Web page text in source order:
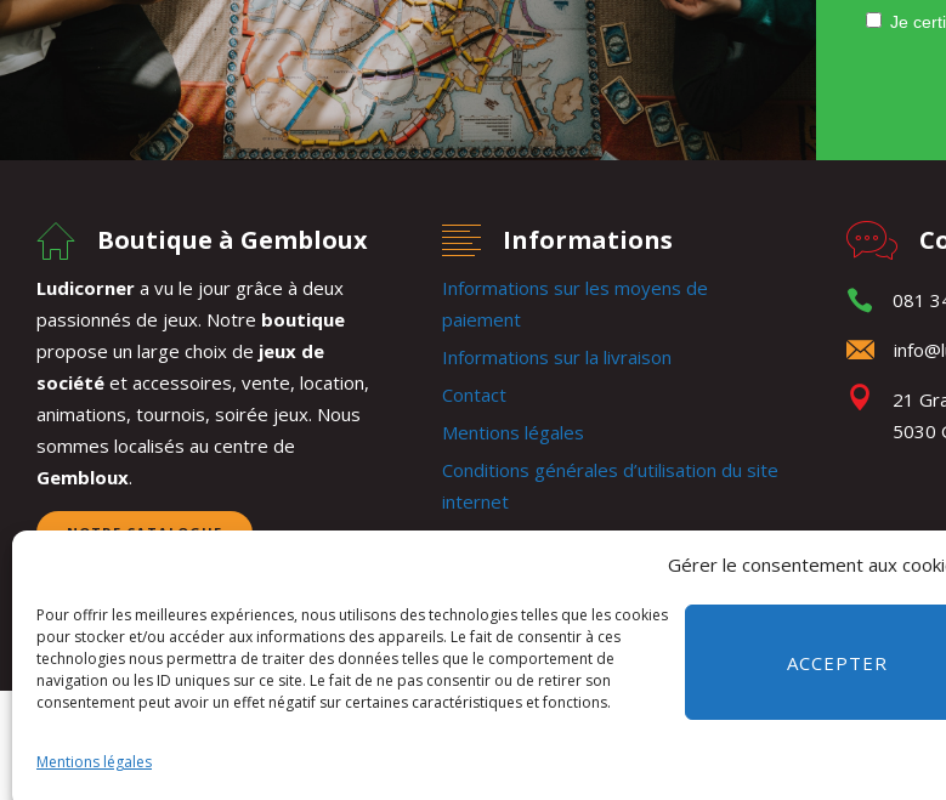
Gérer le consentement aux
Pour offrir les meilleures expériences, nous utilisons des technologies telles que les cookies
pour stocker et/ou accéder aux informations des appareils. Le fait de consentir à ces
technologies nous permettra de traiter des données telles que le comportement de
navigation ou les ID uniques sur ce site. Le fait de ne pas consentir ou de retirer son
consentement peut avoir un effet négatif sur certaines caractéristiques et fonctions.
ACCEPTER
Mentions légales
Je
Boutique à Gembloux
Ludicorner a vu le jour grâce à deux
passionnés de jeux. Notre boutique
propose un large choix de jeux de
société et accessoires, vente, location,
animations, tournois, soirée jeux. Nous
sommes localisés au centre de
Gembloux.
NOTRE CATALOGUE
Informations
Informations sur les moyens de
paiement
Informations sur la livraison
Contact
Mentions légales
Conditions générales d’utilisation du site
internet
Conditions générales de ventes
Panier
081
21
5030